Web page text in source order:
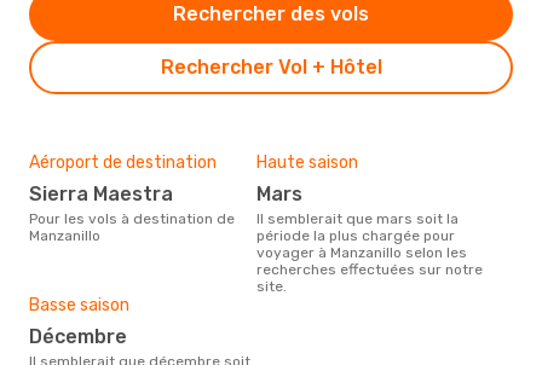
Rechercher Vol + Hôtel
Rechercher des vols
Aéroport de destination
Sierra Maestra
Pour les vols à destination de
Manzanillo
Haute saison
mars
Il semblerait que mars soit la
période la plus chargée pour
voyager à Manzanillo selon les
recherches effectuées sur notre
site.
Basse saison
décembre
Il semblerait que décembre soit